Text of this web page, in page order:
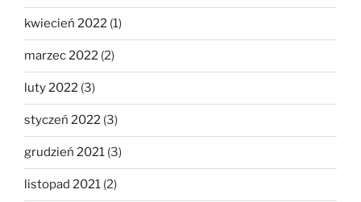
kwiecień 2022 (1)
marzec 2022 (2)
luty 2022 (3)
styczeń 2022 (3)
grudzień 2021 (3)
listopad 2021 (2)